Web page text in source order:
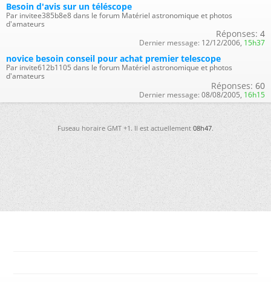
Besoin d'avis sur un téléscope
Par invitee385b8e8 dans le forum Matériel astronomique et photos
d'amateurs
Réponses: 4
Dernier message: 12/12/2006, 15h37
novice besoin conseil pour achat premier telescope
Par invite612b1105 dans le forum Matériel astronomique et photos
d'amateurs
Réponses: 60
Dernier message: 08/08/2005, 16h15
Fuseau horaire GMT +1. Il est actuellement08h47.